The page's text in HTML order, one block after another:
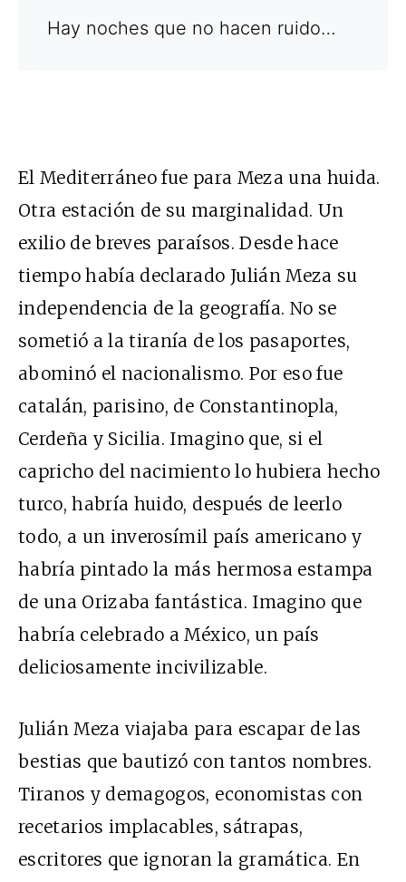
Hay noches que no hacen ruido…
El Mediterráneo fue para Meza una huida.
Otra estación de su marginalidad. Un
exilio de breves paraísos. Desde hace
tiempo había declarado Julián Meza su
independencia de la geografía. No se
sometió a la tiranía de los pasaportes,
abominó el nacionalismo. Por eso fue
catalán, parisino, de Constantinopla,
Cerdeña y Sicilia. Imagino que, si el
capricho del nacimiento lo hubiera hecho
turco, habría huido, después de leerlo
todo, a un inverosímil país americano y
habría pintado la más hermosa estampa
de una Orizaba fantástica. Imagino que
habría celebrado a México, un país
deliciosamente incivilizable.
Julián Meza viajaba para escapar de las
bestias que bautizó con tantos nombres.
Tiranos y demagogos, economistas con
recetarios implacables, sátrapas,
escritores que ignoran la gramática. En